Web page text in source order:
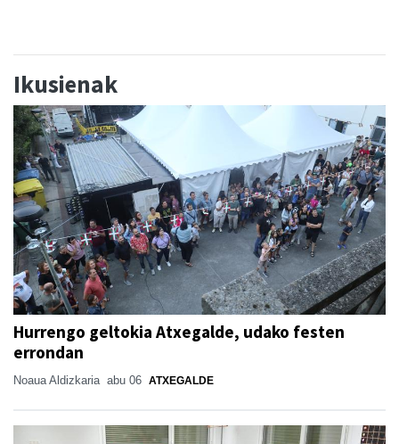
Ikusienak
Hurrengo geltokia Atxegalde, udako festen
errondan
Noaua Aldizkaria abu 06 ATXEGALDE